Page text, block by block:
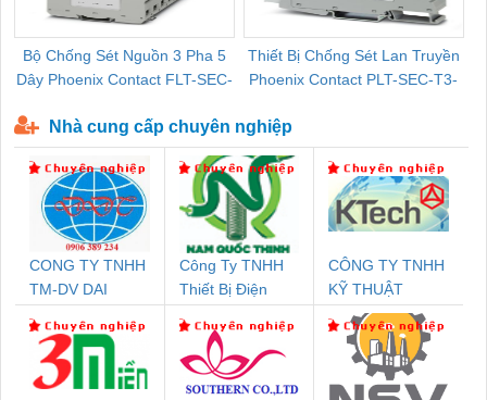
Bộ Chống Sét Nguồn 3 Pha 5
Dây Phoenix Contact FLT-SEC-
Thiết Bị Chống Sét Lan Truyền
Phoenix Contact PLT-SEC-T3-
Nhà cung cấp chuyên nghiệp
CONG TY TNHH
TM-DV DAI
Công Ty TNHH
Thiết Bị Điện
CÔNG TY TNHH
KỸ THUẬT
KTECH VIỆT
NAM